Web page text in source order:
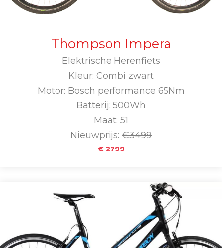
Thompson Impera
Elektrische Herenfiets
Kleur: Combi zwart
Motor: Bosch performance 65Nm
Batterij: 500Wh
Maat: 51
Nieuwprijs: €3499
€ 2799